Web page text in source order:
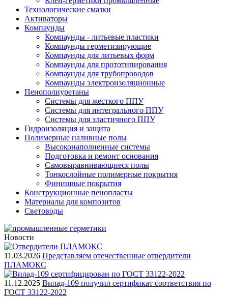
Технологические смазки
Активаторы
Компаунды
Компаунды - литьевые пластики
Компаунды герметизирующие
Компаунды для литьевых форм
Компаунды для прототипирования
Компаунды для трубопроводов
Компаунды электроизоляционные
Пенополиуретаны
Системы для жесткого ППУ
Системы для интегрального ППУ
Системы для эластичного ППУ
Гидроизоляция и защита
Полимерные наливные полы
Высоконаполненные системы
Подготовка и ремонт основания
Самовыравнивающиеся полы
Тонкослойные полимерные покрытия
Финишные покрытия
Конструкционные пенопласты
Материалы для композитов
Световоды
Новости
11.03.2026 Представляем отечественные отвердители
ПЛАМОКС
11.12.2025 Вилад-109 получил сертификат соответствия по
ГОСТ 33122-2022